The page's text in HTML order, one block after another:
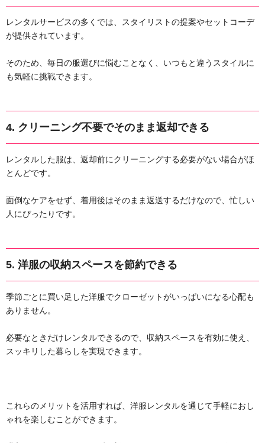
レンタルサービスの多くでは、スタイリストの提案やセットコーデ
が提供されています。
そのため、毎日の服選びに悩むことなく、いつもと違うスタイルに
も気軽に挑戦できます。
4. クリーニング不要でそのまま返却できる
レンタルした服は、返却前にクリーニングする必要がない場合がほ
とんどです。
面倒なケアをせず、着用後はそのまま返送するだけなので、忙しい
人にぴったりです。
5. 洋服の収納スペースを節約できる
季節ごとに買い足した洋服でクローゼットがいっぱいになる心配も
ありません。
必要なときだけレンタルできるので、収納スペースを有効に使え、
スッキリした暮らしを実現できます。
これらのメリットを活用すれば、洋服レンタルを通じて手軽におし
ゃれを楽しむことができます。